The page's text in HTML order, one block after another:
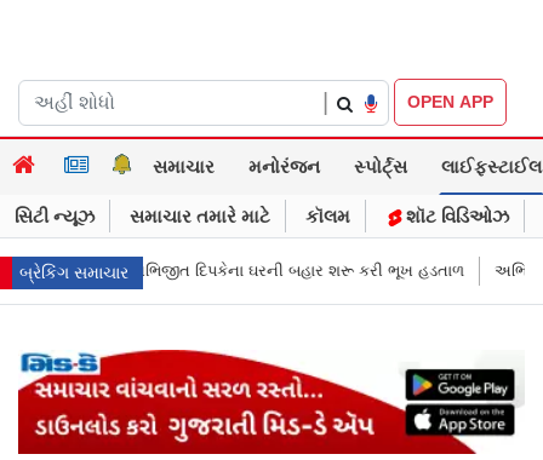
OPEN APP
સમાચાર મનોરંજન સ્પોર્ટ્સ લાઈફસ્ટાઈલ
સિટી ન્યૂઝ સમાચાર તમારે માટે કૉલમ શૉટ વિડિઓઝ
બ્રેકિંગ સમાચાર
બહાર શરૂ કરી ભૂખ હડતાળ અભિજીત દિપકેએ CJPની નવી નીતિ જાહેર